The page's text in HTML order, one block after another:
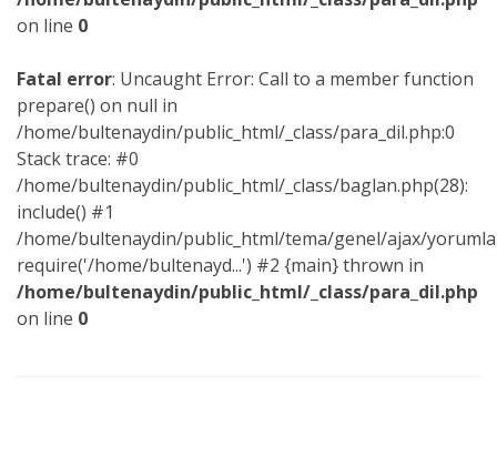
on line 0
Fatal error: Uncaught Error: Call to a member function
prepare() on null in
/home/bultenaydin/public_html/_class/para_dil.php:0
Stack trace: #0
/home/bultenaydin/public_html/_class/baglan.php(28):
include() #1
/home/bultenaydin/public_html/tema/genel/ajax/
require('/home/bultenayd...') #2 {main} thrown in
/home/bultenaydin/public_html/_class/para_dil.php
on line 0